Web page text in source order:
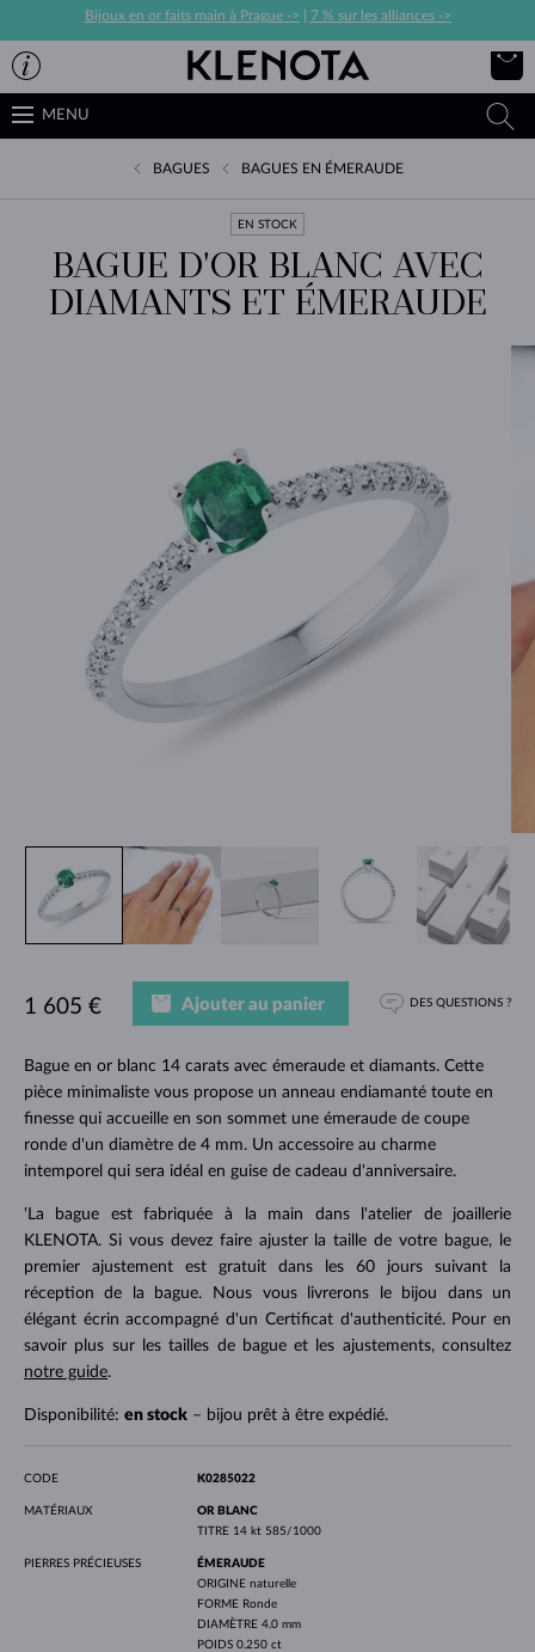
Bijoux en or faits main à Prague -> 7 % sur les alliances ->
MENU
BAGUES BAGUES EN ÉMERAUDE
EN STOCK
BAGUE D'OR BLANC AVEC
DIAMANTS ET ÉMERAUDE
Bague en or blanc 14 carats avec émeraude et diamants. Cette
pièce minimaliste vous propose un anneau endiamanté toute en
finesse qui accueille en son sommet une émeraude de coupe
ronde d'un diamètre de 4 mm. Un accessoire au charme
intemporel qui sera idéal en guise de cadeau d'anniversaire.
'La bague est fabriquée à la main dans l'atelier de joaillerie
KLENOTA. Si vous devez faire ajuster la taille de votre bague, le
premier ajustement est gratuit dans les 60 jours suivant la
réception de la bague. Nous vous livrerons le bijou dans un
élégant écrin accompagné d'un Certificat d'authenticité. Pour en
savoir plus sur les tailles de bague et les ajustements, consultez
notre guide.
Disponibilité: en stock– bijou prêt à être expédié.
1 605 € Ajouter au panier DES QUESTIONS ?
CODE K0285022
MATÉRIAUX
OR BLANC
TITRE 14 kt 585/1000
PIERRES PRÉCIEUSES
ÉMERAUDE
ORIGINE naturelle
FORME Ronde
DIAMÈTRE 4.0 mm
POIDS 0.250 ct